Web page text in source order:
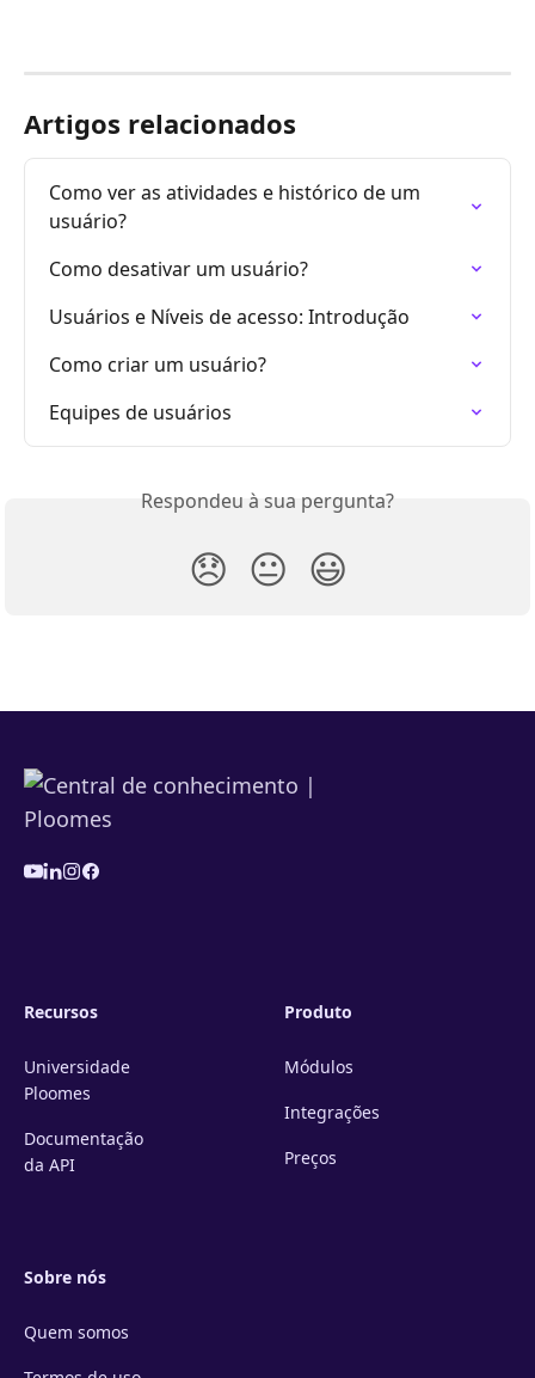
Artigos relacionados
Como ver as atividades e histórico de um
usuário?
Como desativar um usuário?
Usuários e Níveis de acesso: Introdução
Como criar um usuário?
Equipes de usuários
Respondeu à sua pergunta?
😞 😐 😃
Recursos
Universidade
Ploomes
Documentação
da API
Produto
Módulos
Integrações
Preços
Sobre nós
Quem somos